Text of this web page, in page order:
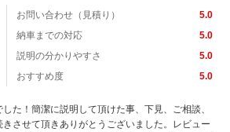
お問い合わせ（見積り）
5.0
納車までの対応
5.0
説明の分かりやすさ
5.0
おすすめ度
5.0
た！簡潔に説明して頂けた事、下見、ご相談、
させて頂きありがとうございました。レビュー